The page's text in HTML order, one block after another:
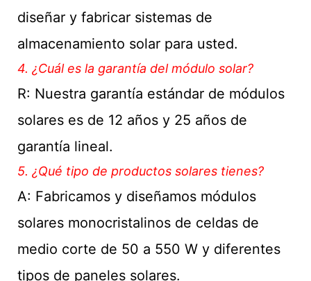
diseñar y fabricar sistemas de
almacenamiento solar para usted.
4. ¿Cuál es la garantía del módulo solar?
R: Nuestra garantía estándar de módulos
solares es de 12 años y 25 años de
garantía lineal.
5. ¿Qué tipo de productos solares tienes?
A: Fabricamos y diseñamos módulos
solares monocristalinos de celdas de
medio corte de 50 a 550 W y diferentes
tipos de paneles solares.